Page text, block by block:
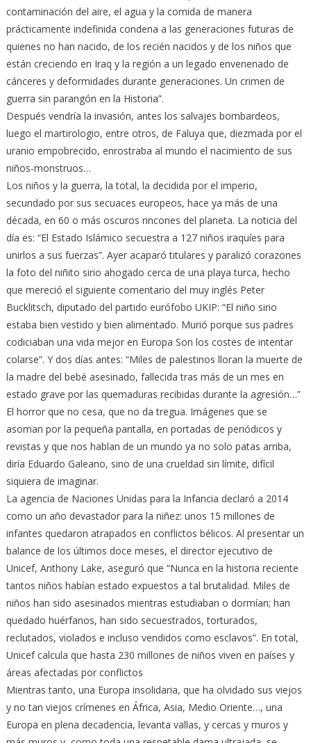
contaminación del aire, el agua y la comida de manera
prácticamente indefinida condena a las generaciones futuras de
quienes no han nacido, de los recién nacidos y de los niños que
están creciendo en Iraq y la región a un legado envenenado de
cánceres y deformidades durante generaciones. Un crimen de
guerra sin parangón en la Historia”.
Después vendría la invasión, antes los salvajes bombardeos,
luego el martirologio, entre otros, de Faluya que, diezmada por el
uranio empobrecido, enrostraba al mundo el nacimiento de sus
niños-monstruos…
Los niños y la guerra, la total, la decidida por el imperio,
secundado por sus secuaces europeos, hace ya más de una
década, en 60 o más oscuros rincones del planeta. La noticia del
día es: “El Estado Islámico secuestra a 127 niños iraquíes para
unirlos a sus fuerzas”. Ayer acaparó titulares y paralizó corazones
la foto del niñito sirio ahogado cerca de una playa turca, hecho
que mereció el siguiente comentario del muy inglés Peter
Bucklitsch, diputado del partido eurófobo UKIP: “El niño sirio
estaba bien vestido y bien alimentado. Murió porque sus padres
codiciaban una vida mejor en Europa Son los costes de intentar
colarse”. Y dos días antes: “Miles de palestinos lloran la muerte de
la madre del bebé asesinado, fallecida tras más de un mes en
estado grave por las quemaduras recibidas durante la agresión…”
El horror que no cesa, que no da tregua. Imágenes que se
asoman por la pequeña pantalla, en portadas de periódicos y
revistas y que nos hablan de un mundo ya no solo patas arriba,
diría Eduardo Galeano, sino de una crueldad sin límite, difícil
siquiera de imaginar.
La agencia de Naciones Unidas para la Infancia declaró a 2014
como un año devastador para la niñez: unos 15 millones de
infantes quedaron atrapados en conflictos bélicos. Al presentar un
balance de los últimos doce meses, el director ejecutivo de
Unicef, Anthony Lake, aseguró que “Nunca en la historia reciente
tantos niños habían estado expuestos a tal brutalidad. Miles de
niños han sido asesinados mientras estudiaban o dormían; han
quedado huérfanos, han sido secuestrados, torturados,
reclutados, violados e incluso vendidos como esclavos”. En total,
Unicef calcula que hasta 230 millones de niños viven en países y
áreas afectadas por conflictos
Mientras tanto, una Europa insolidaria, que ha olvidado sus viejos
y no tan viejos crímenes en África, Asia, Medio Oriente…, una
Europa en plena decadencia, levanta vallas, y cercas y muros y